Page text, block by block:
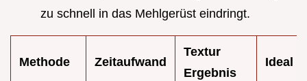
zu schnell in das Mehlgerüst eindringt.
Methode Zeitaufwand
Textur
Ergebnis
Ideal